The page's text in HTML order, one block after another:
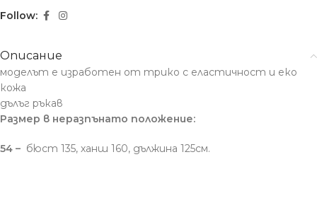
Follow:
Описание
моделът е изработен от трико с еластичност и еко
кожа
дълъг ръкав
Размер в неразпънато положение:
54 – бюст 135, ханш 160, дължина 125см.